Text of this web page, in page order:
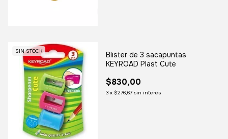
SIN STOCK
Blister de 3 sacapuntas
KEYROAD Plast Cute
$830,00
3 x $276,67 sin interés